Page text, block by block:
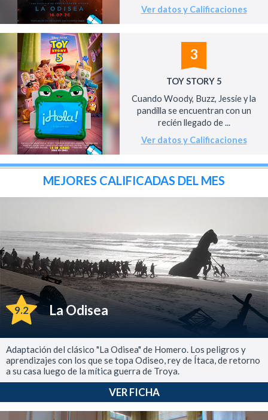
Ver datos y Calificaciones
3
TOY STORY 5
Cuando Woody, Buzz, Jessie y la
pandilla se encuentran con un
recién llegado de ...
Ver datos y Calificaciones
MEJORES CALIFICADAS DEL MES
9.2 La Odisea
Adaptación del clásico "La Odisea" de Homero. Los peligros y
aprendizajes con los que se topa Odiseo, rey de Ítaca, de retorno
a su casa luego de la mítica guerra de Troya.
VER FICHA